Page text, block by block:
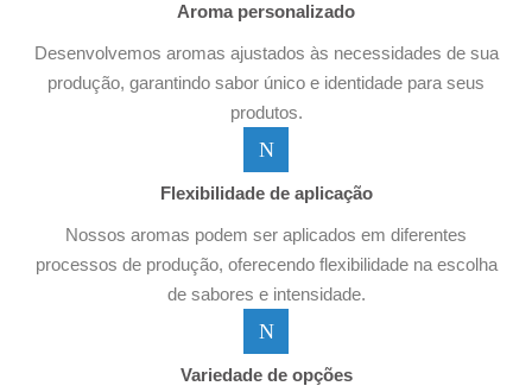
Aroma personalizado
Desenvolvemos aromas ajustados às necessidades de sua
produção, garantindo sabor único e identidade para seus
produtos.
Flexibilidade de aplicação
Nossos aromas podem ser aplicados em diferentes
processos de produção, oferecendo flexibilidade na escolha
de sabores e intensidade.
Variedade de opções